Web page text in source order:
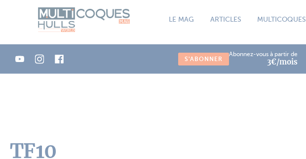
LE MAG ARTICLES MULTICOQUES
S'ABONNER
Abonnez-vous à partir de
3€/mois
TF10
Panneau de gestion des cookies